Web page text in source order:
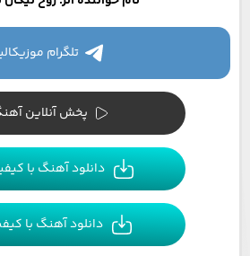
تلگرام
پخش آنلاین
دانلود آهنگ با کیفیت
دانلود آهنگ با کیفیت